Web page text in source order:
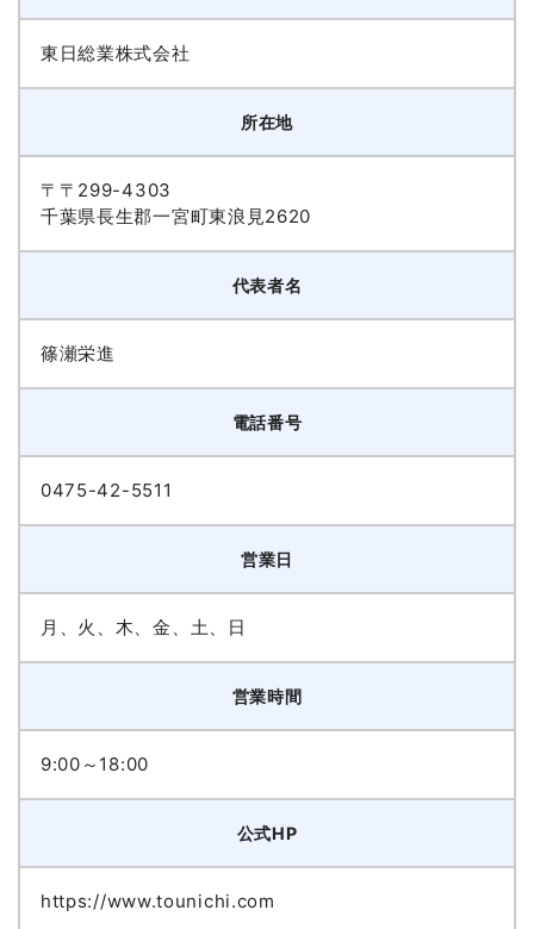
東日総業株式会社
所在地
〒〒299-4303
千葉県長生郡一宮町東浪見2620
代表者名
篠瀬栄進
電話番号
0475-42-5511
営業日
月、火、木、金、土、日
営業時間
9:00～18:00
公式HP
https://www.tounichi.com